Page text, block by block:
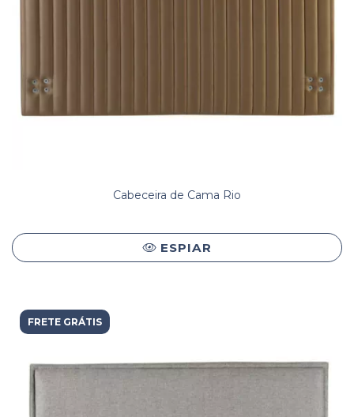
Cabeceira de Cama Rio
ESPIAR
FRETE GRÁTIS